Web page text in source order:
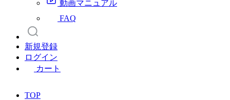
動画マニュアル
FAQ
新規登録
ログイン
カート
TOP